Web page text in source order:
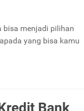
bisa menjadi pilihan
yang bisa kamu